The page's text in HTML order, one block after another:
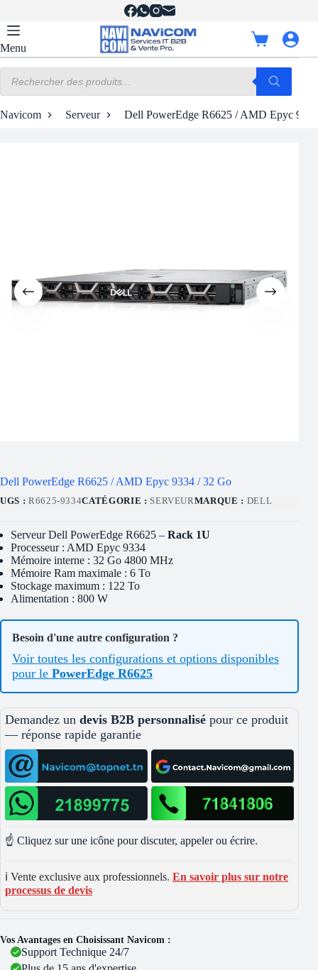
contenu
Menu
Panier
d’achat
produits
Navicom Serveur Dell PowerEdge R6625 / AMD Epyc
Dell PowerEdge R6625 / AMD Epyc 9334 / 32 Go
UGS : R6625-9334CATÉGORIE : SERVEURMARQUE : DELL
Serveur Dell PowerEdge R6625 – Rack 1U
Processeur : AMD Epyc 9334
Mémoire interne : 32 Go 4800 MHz
Mémoire Ram maximale : 6 To
Stockage maximum : 122 To
Alimentation : 800 W
Besoin d'une autre configuration ?
Voir toutes les configurations et options disponibles
pour le PowerEdge R6625
Demandez un devis B2B personnalisé pour ce produit
— réponse rapide garantie
☝️ Cliquez sur une icône pour discuter, appeler ou écrire.
ℹ️ Vente exclusive aux professionnels. En savoir plus sur notre
processus de devis
Vos Avantages en Choisissant Navicom :
Support Technique 24/7